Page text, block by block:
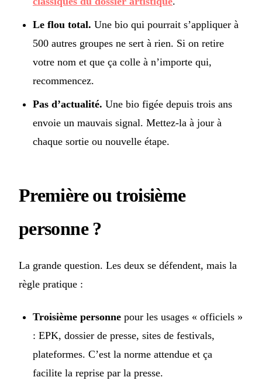
Le flou total. Une bio qui pourrait s’appliquer à
500 autres groupes ne sert à rien. Si on retire
votre nom et que ça colle à n’importe qui,
recommencez.
Pas d’actualité. Une bio figée depuis trois ans
envoie un mauvais signal. Mettez-la à jour à
chaque sortie ou nouvelle étape.
Première ou troisième
personne ?
La grande question. Les deux se défendent, mais la
règle pratique :
Troisième personne pour les usages « officiels »
: EPK, dossier de presse, sites de festivals,
plateformes. C’est la norme attendue et ça
facilite la reprise par la presse.